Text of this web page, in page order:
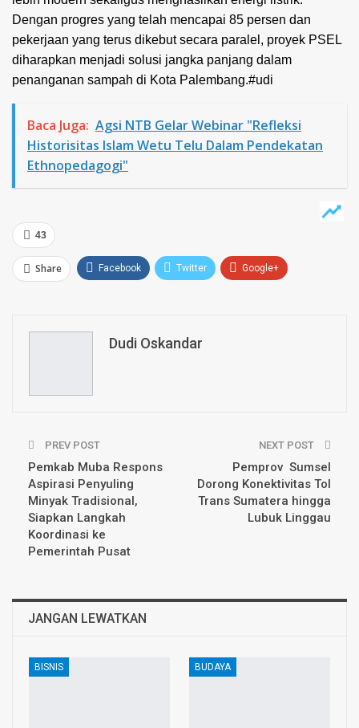
Dengan progres yang telah mencapai 85 persen dan
pekerjaan yang terus dikebut secara paralel, proyek PSEL
diharapkan menjadi solusi jangka panjang dalam
penanganan sampah di Kota Palembang.#udi
Baca Juga: Agsi NTB Gelar Webinar "Refleksi
Historisitas Islam Wetu Telu Dalam Pendekatan
Ethnopedagogi"
43
Share Facebook Twitter Google+
Dudi Oskandar
PREV POST
Pemkab Muba Respons
Aspirasi Penyuling
Minyak Tradisional,
Siapkan Langkah
Koordinasi ke
Pemerintah Pusat
NEXT POST
Pemprov Sumsel
Dorong Konektivitas Tol
Trans Sumatera hingga
Lubuk Linggau
JANGAN LEWATKAN
BISNIS BUDAYA